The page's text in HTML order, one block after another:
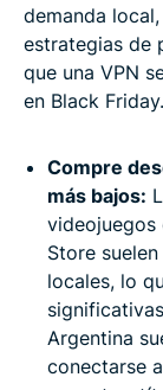
demanda
estrategias de
que una VPN
en Black Friday.
Compre
más bajos:
videojuegos
Store
locales, lo
Argentina
conectarse